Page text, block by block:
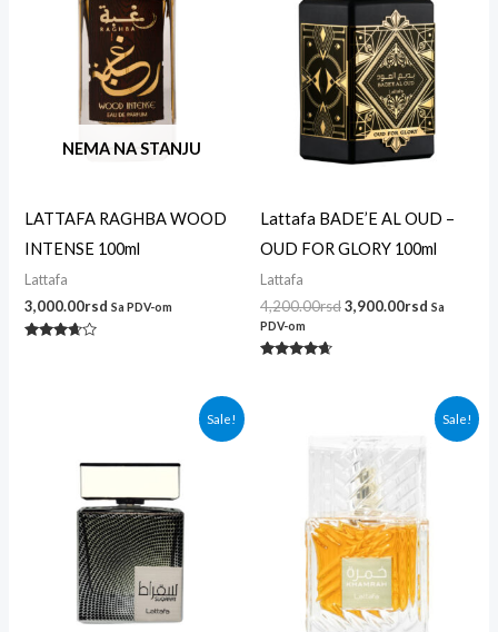
NEMA NA STANJU
LATTAFA RAGHBA WOOD
INTENSE 100ml
Lattafa
3,000.00rsd Sa PDV-om
Lattafa BADE’E AL OUD –
OUD FOR GLORY 100ml
Lattafa
4,200.00rsd3,900.00rsd Sa
PDV-om
Sale!
bila:
3,600.00rsd.
Trenutna
cena
Sale!
je
bila:
4,800.00rsd.
Trenutna
cena